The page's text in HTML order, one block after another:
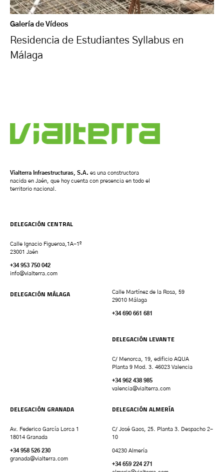
Galería de Vídeos
Residencia de Estudiantes Syllabus en
Málaga
Vialterra Infraestructuras, S.A. es una constructora
nacida en Jaén, que hoy cuenta con presencia en todo el
territorio nacional.
DELEGACIÓN CENTRAL
Calle Ignacio Figueroa,1A-1º
23001 Jaén
+34 953 750 042
info@vialterra.com
DELEGACIÓN MÁLAGA
Calle Martínez de la Rosa, 59
29010 Málaga
+34 690 661 681
DELEGACIÓN LEVANTE
C/ Menorca, 19, edificio AQUA
Planta 9 Mod. 3. 46023 Valencia
+34 962 438 985
valencia@vialterra.com
DELEGACIÓN GRANADA
Av. Federico García Lorca 1
18014 Granada
+34 958 526 230
granada@vialterra.com
DELEGACIÓN ALMERÍA
C/ José Gaos, 25. Planta 3. Despacho 2-
10
04230 Almería
+34 659 224 271